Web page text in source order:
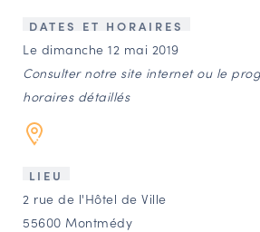
CONTACT
Agenda
Annuaire
Ressources
DATES ET HORAIRES
Le dimanche 12 mai 2019
Consulter notre site internet ou le
horaires détaillés
LIEU
2 rue de l'Hôtel de Ville
55600 Montmédy